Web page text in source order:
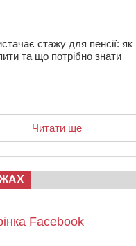
стажу для пенсії: як
та що потрібно знати
Читати ще
Facebook